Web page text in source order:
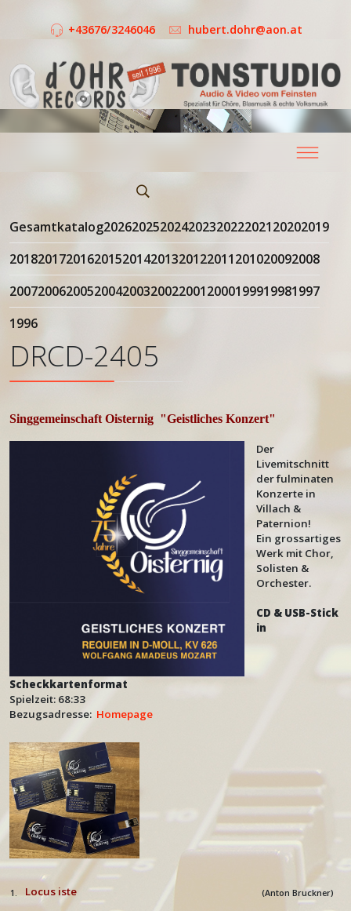
+43676/3246046 hubert.dohr@aon.at
Gesamtkatalog20262025202420232022202120202019
20182017201620152014201320122011201020092008
20072006200520042003200220012000199919981997
1996
DRCD-2405
Singgemeinschaft Oisternig "Geistliches Konzert"
Der
Livemitschnitt
der fulminaten
Konzerte in
Villach &
Paternion!
Ein grossartiges
Werk mit Chor,
Solisten &
Orchester.
CD & USB-Stick
in
Scheckkartenformat
Spielzeit: 68:33
Bezugsadresse: Homepage
1. Locus iste (Anton Bruckner)